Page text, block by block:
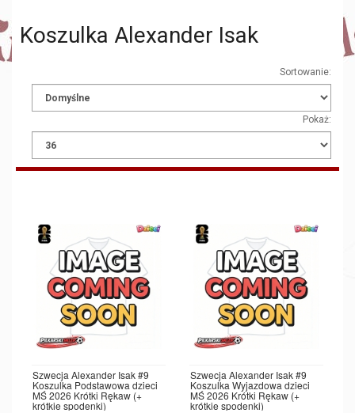
Koszulka Alexander Isak
Sortowanie:
Pokaż:
Szwecja Alexander Isak #9
Koszulka Podstawowa dzieci
MŚ 2026 Krótki Rękaw (+
krótkie spodenki)
Szwecja Alexander Isak #9
Koszulka Wyjazdowa dzieci
MŚ 2026 Krótki Rękaw (+
krótkie spodenki)